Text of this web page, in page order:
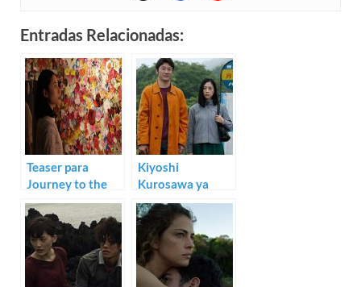
Entradas Relacionadas:
Teaser para
Journey to the
Shore de Kiyoshi
Kurosawa
Kiyoshi
Kurosawa ya
rueda su nuevo
film, Journey by
the Shore